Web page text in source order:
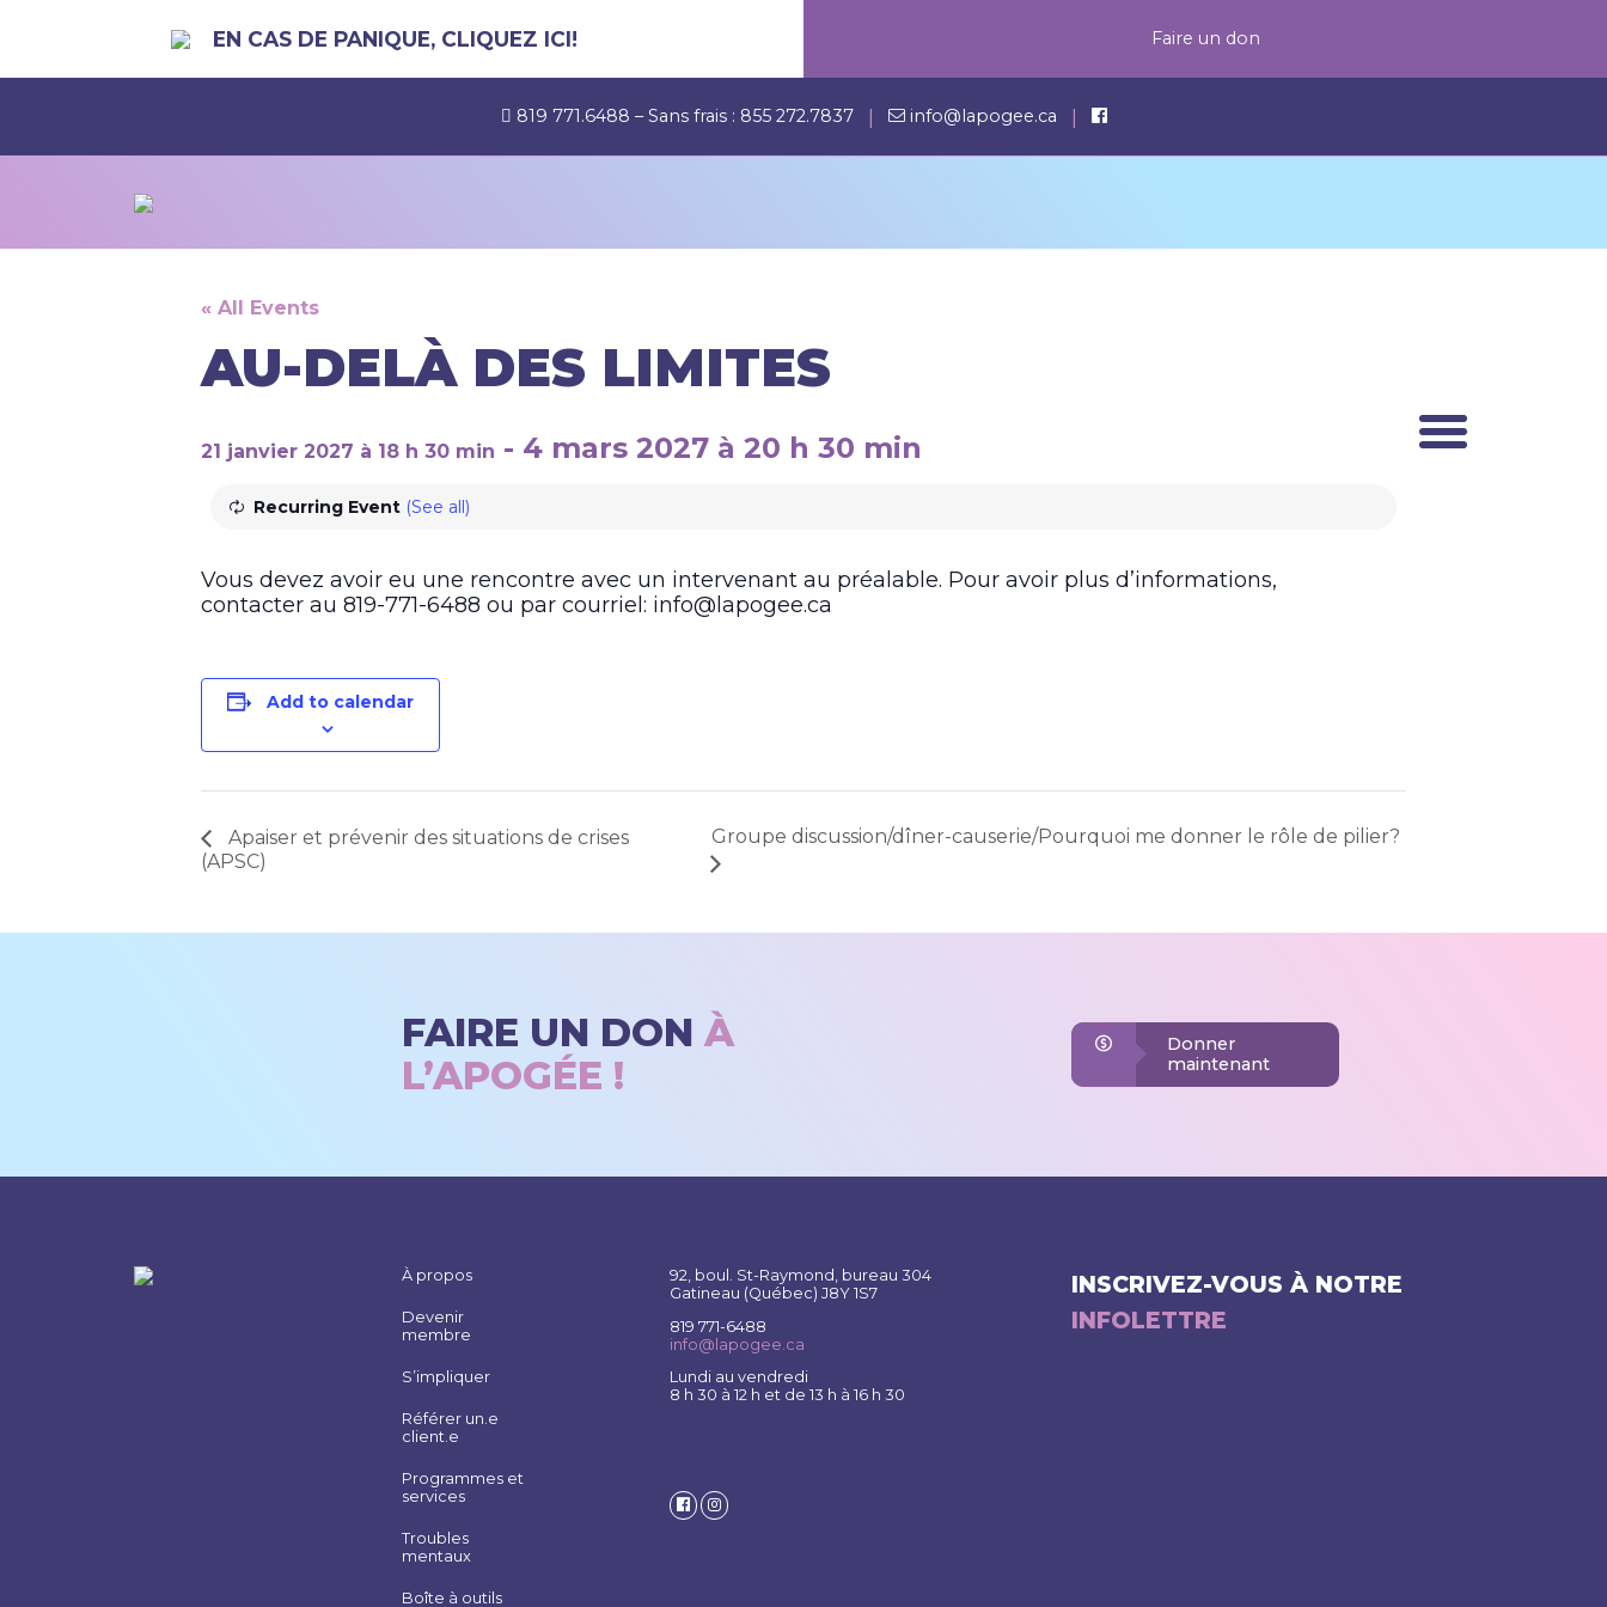
EN CAS DE PANIQUE, CLIQUEZ ICI! Faire un don
819 771.6488 – Sans frais : 855 272.7837 | info@lapogee.ca |
« All Events
AU-DELÀ DES LIMITES
21 janvier 2027 à 18 h 30 min - 4 mars 2027 à 20 h 30 min
Recurring Event (See all)
Vous devez avoir eu une rencontre avec un intervenant au préalable. Pour avoir plus d’informations,
contacter au 819-771-6488 ou par courriel: info@lapogee.ca
Add to calendar
Apaiser et prévenir des situations de crises
(APSC)
Groupe discussion/dîner-causerie/Pourquoi me donner le rôle de pilier?
FAIRE UN DON À
L’APOGÉE !
Donner
maintenant
À propos
Devenir
membre
S’impliquer
Référer un.e
client.e
Programmes et
services
Troubles
mentaux
Boîte à outils
92, boul. St-Raymond, bureau 304
Gatineau (Québec) J8Y 1S7
819 771-6488
info@lapogee.ca
Lundi au vendredi
8 h 30 à 12 h et de 13 h à 16 h 30
INSCRIVEZ-VOUS À NOTRE
INFOLETTRE